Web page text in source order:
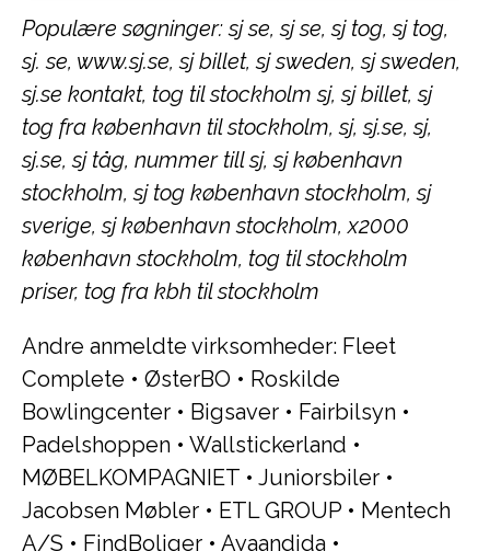
Populære søgninger: sj se, sj se, sj tog, sj tog,
sj. se, www.sj.se, sj billet, sj sweden, sj sweden,
sj.se kontakt, tog til stockholm sj, sj billet, sj
tog fra københavn til stockholm, sj, sj.se, sj,
sj.se, sj tåg, nummer till sj, sj københavn
stockholm, sj tog københavn stockholm, sj
sverige, sj københavn stockholm, x2000
københavn stockholm, tog til stockholm
priser, tog fra kbh til stockholm
Andre anmeldte virksomheder: Fleet
Complete • ØsterBO • Roskilde
Bowlingcenter • Bigsaver • Fairbilsyn •
Padelshoppen • Wallstickerland •
MØBELKOMPAGNIET • Juniorsbiler •
Jacobsen Møbler • ETL GROUP • Mentech
A/S • FindBoliger • Ayaandida •